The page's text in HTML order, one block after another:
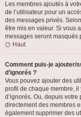
Les membres ajoutés à
de l’utilisateur pour un
des messages privés.
être mis en valeur. Si vous
messages seront masqués
Haut
Comment puis-je ajouter/
d’ignorés ?
Vous pouvez ajouter des
profil de chaque membre, il
d’ignorés. Ou, depuis
directement des membres
également supprimer des